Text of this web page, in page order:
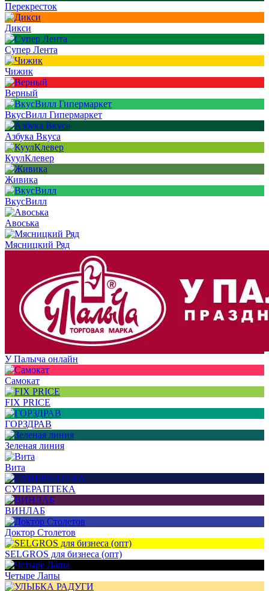
Перекресток
Дикси
Супер Лента
Чижик
Верный
ВкусВилл Гипермаркет
Азбука Вкуса
КуулКлевер
Живика
ВкусВилл
Авоська
Мясницкий Ряд
У Палыча онлайн
Самокат
FIX PRICE
ГОРЗДРАВ
Зеленая линия
Вита
СУПЕРАПТЕКА
ВИНЛАБ
Доктор Столетов
SELGROS для бизнеса (опт)
Четыре Лапы